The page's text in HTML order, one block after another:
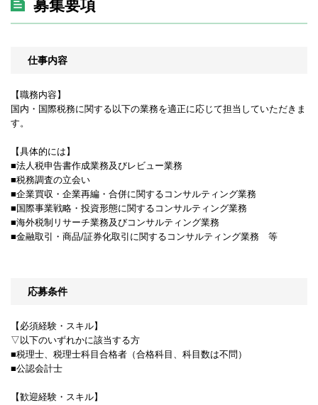
募集要項
仕事内容
【職務内容】
国内・国際税務に関する以下の業務を適正に応じて担当していただきま
す。
【具体的には】
■法人税申告書作成業務及びレビュー業務
■税務調査の立会い
■企業買収・企業再編・合併に関するコンサルティング業務
■国際事業戦略・投資形態に関するコンサルティング業務
■海外税制リサーチ業務及びコンサルティング業務
■金融取引・商品/証券化取引に関するコンサルティング業務 等
応募条件
【必須経験・スキル】
▽以下のいずれかに該当する方
■税理士、税理士科目合格者（合格科目、科目数は不問）
■公認会計士
【歓迎経験・スキル】